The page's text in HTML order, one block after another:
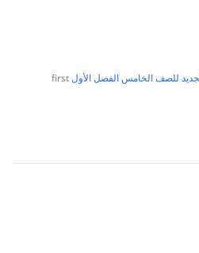
للصف الخامس الفصل الأولfirst